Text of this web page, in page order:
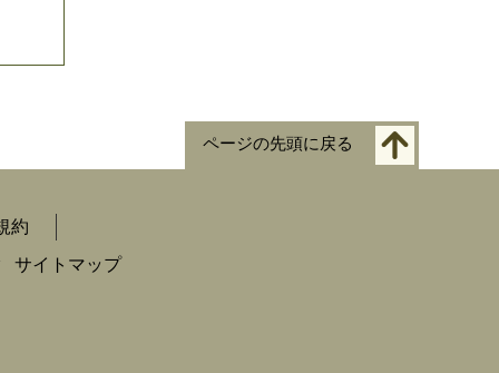
ページの先頭に戻る
約
サイトマップ